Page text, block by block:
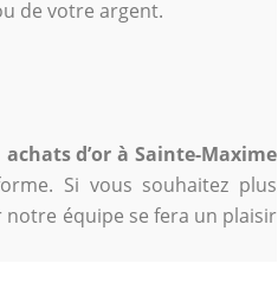
de votre argent.
achats d’or à Sainte-Maxime
Si vous souhaitez plus
notre équipe se fera un plaisir